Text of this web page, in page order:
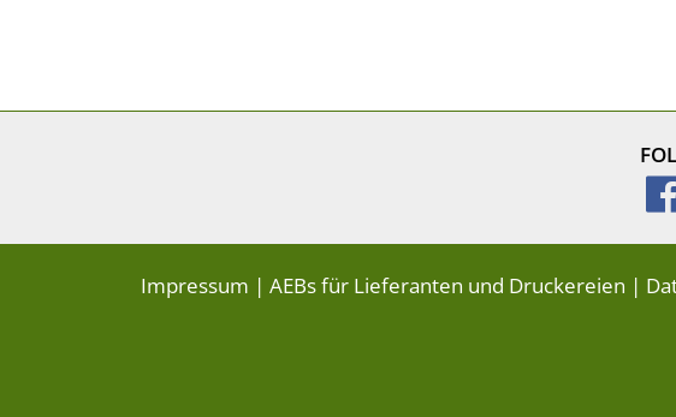
Impressum | AEBs für Lieferanten und Druckereien |